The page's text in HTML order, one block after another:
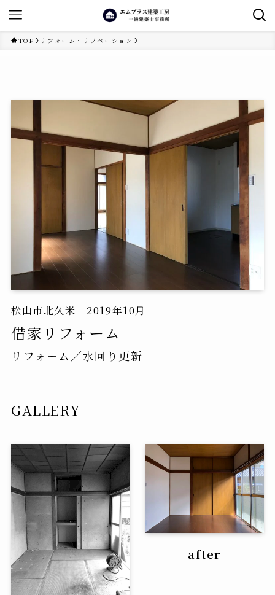
TOP リフォーム・リノベーション
松山市北久米 2019年10月
借家リフォーム
リフォーム／水回り更新
GALLERY
after